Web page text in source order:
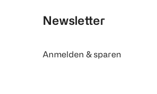
Newsletter
Anmelden & sparen